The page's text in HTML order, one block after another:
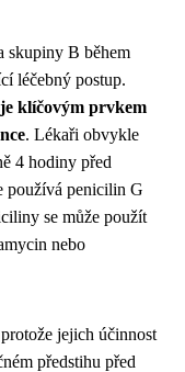
skupiny B během
léčebný postup.
klíčovým prvkem
. Lékaři obvykle
4 hodiny před
používá penicilin G
se může použít
nebo
jejich účinnost
předstihu před